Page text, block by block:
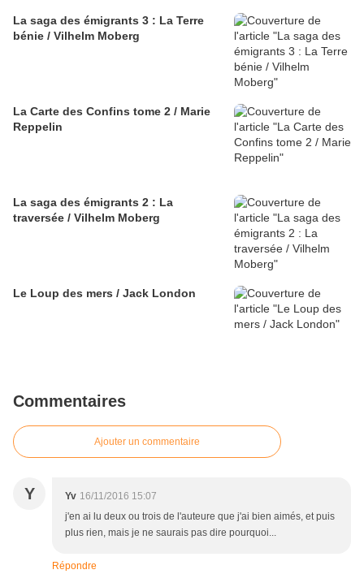
La saga des émigrants 3 : La Terre
bénie / Vilhelm Moberg
La Carte des Confins tome 2 / Marie
Reppelin
La saga des émigrants 2 : La
traversée / Vilhelm Moberg
Le Loup des mers / Jack London
Commentaires
Ajouter un commentaire
Y Yv 16/11/2016 15:07
j'en ai lu deux ou trois de l'auteure que j'ai bien aimés, et puis
plus rien, mais je ne saurais pas dire pourquoi...
Répondre